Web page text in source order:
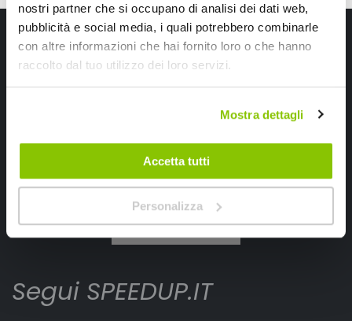
nostri partner che si occupano di analisi dei dati web,
pubblicità e social media, i quali potrebbero combinarle
con altre informazioni che hai fornito loro o che hanno
raccolto dal tuo utilizzo dei loro servizi.
Mostra dettagli
Accetta tutti
Personalizza
Iscriviti alla newsletter Speedup
Ricevi subito uno sconto del 10% per il tuo primo acquisto online!
Iscrivimi
Segui SPEEDUP.IT